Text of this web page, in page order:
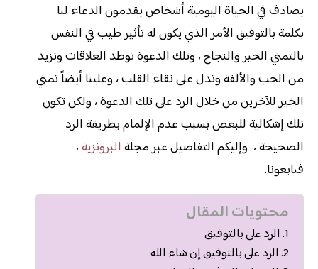
يصادف في الحياة اليومية أشخاص يقدمون الدعاء لنا
بكلمة بالتوفيق الأمر الذي يكون له تأثير طيب في النفس
بالتمني الخير والنجاح ، وتلك الدعوة توطد العلاقات وتزيد
من الحب والألفة وتدل على نقاء القلب ، وعلينا أيضاً تمني
الخير للآخرين من خلال الرد على تلك الدعوة ، ولكن تكون
تلك إشكالية للبعض بسبب عدم الإلمام بطريقة الرد
الصحيحة ، وإليكم التفاصيل عبر مجلة البرونزية،
فتابعونا.
محتويات المقال
الرد على بالتوفيق
الرد على بالتوفيق إن شاء الله